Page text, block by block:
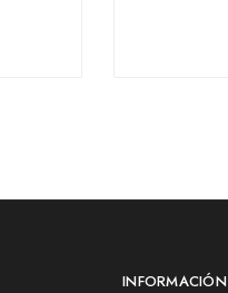
INFORMACIÓN